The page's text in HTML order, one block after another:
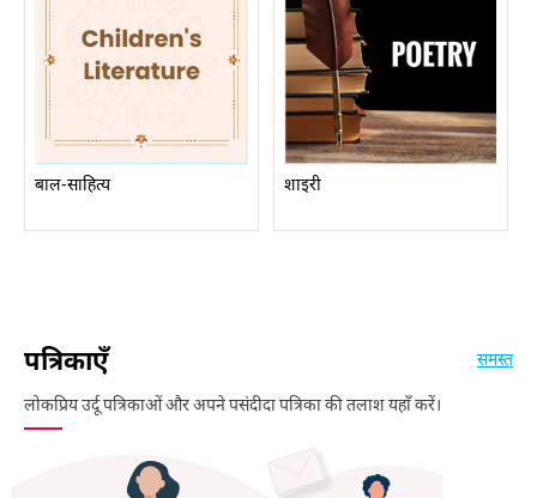
बाल-साहित्य शाइरी
पत्रिकाएँ
लोकप्रिय उर्दू पत्रिकाओं और अपने पसंदीदा पत्रिका की तलाश यहाँ करें।
समस्त